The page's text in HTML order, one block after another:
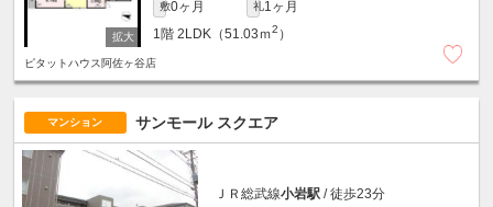
敷0ヶ月 礼1ヶ月
1階 2LDK（51.03ｍ2 ）
ピタットハウス阿佐ヶ谷店
マンション サンモール スクエア
ＪＲ総武線小岩駅 / 徒歩23分